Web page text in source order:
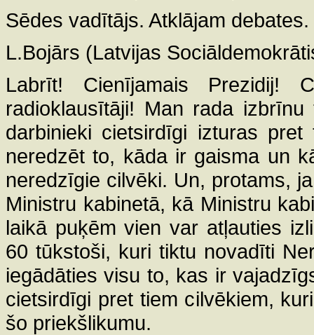
Sēdes vadītājs. Atklājam
L.Bojārs (Latvijas
Labrīt! Cienījamais Prezidij!
radioklausītāji! Man rada
darbinieki cietsirdīgi izturas
neredzēt to, kāda ir gaisma un
neredzīgie cilvēki. Un, protams,
Ministru kabinetā, kā Ministru
laikā puķēm vien var atļauties
60 tūkstoši, kuri tiktu novadīti
iegādāties visu to, kas ir
cietsirdīgi pret tiem cilvēkiem,
šo priekšlikumu.